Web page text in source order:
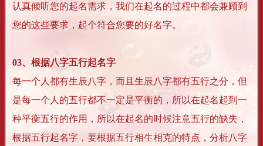
认真倾听您的起名需求，我们在起名的过程中都会兼顾到
您的这些要求，起个符合您要的好名字。
03、根据八字五行起名字
每一个人都有生辰八字，而且生辰八字都有五行之分，但
是每一个人的五行都不一定是平衡的，所以在起名起到一
种平衡五行的作用，所以在起名的时候注意五行的缺失，
根据五行起名字，要根据五行相生相克的特点，分析八字